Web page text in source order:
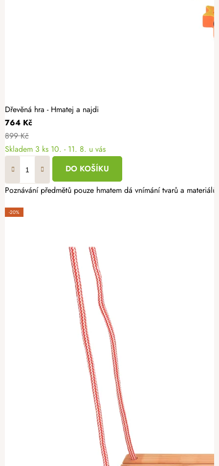
Dřevěná hra - Hmatej a najdi
764 Kč
899 Kč
Skladem 3 ks 10. - 11. 8. u vás
DO KOŠÍKU
Poznávání předmětů pouze hmatem dá vnímání tvarů a
-20%